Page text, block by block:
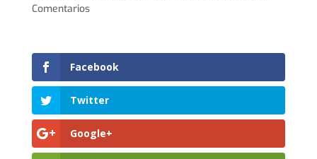
Comentarios
Facebook
Twitter
Google+